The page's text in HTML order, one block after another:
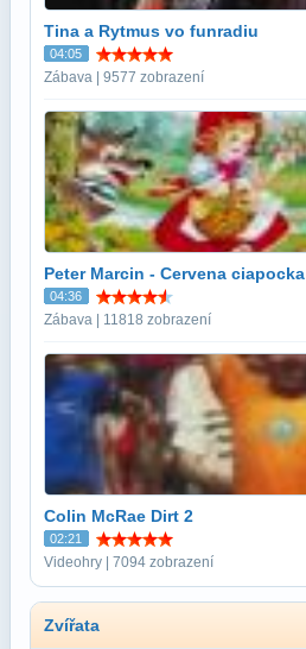
Tina a Rytmus vo funradiu
04:05
Zábava | 9577 zobrazení
Peter Marcin - Cervena ciapocka
04:36
Zábava | 11818 zobrazení
Colin McRae Dirt 2
02:21
Videohry | 7094 zobrazení
Zvířata